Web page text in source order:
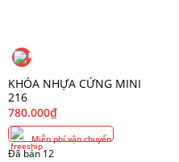
KHÓA NHỰA CỨNG MINI
216
780.000₫
Miễn phí vận chuyển
Đã bán 12